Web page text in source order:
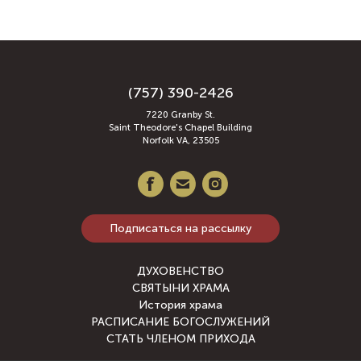
(757) 390-2426
7220 Granby St.
Saint Theodore's Chapel Building
Norfolk VA, 23505
Подписаться на рассылку
ДУХОВЕНСТВО
СВЯТЫНИ ХРАМА
История храма
РАСПИСАНИЕ БОГОСЛУЖЕНИЙ
СТАТЬ ЧЛЕНОМ ПРИХОДА